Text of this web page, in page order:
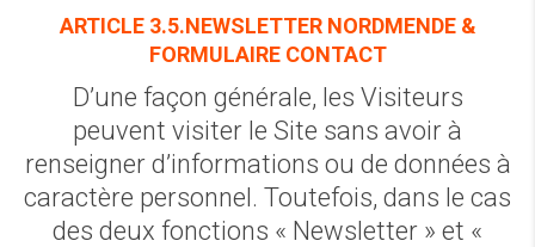
ARTICLE 3.5.NEWSLETTER NORDMENDE &
FORMULAIRE CONTACT
D’une façon générale, les Visiteurs
peuvent visiter le Site sans avoir à
renseigner d’informations ou de données à
caractère personnel. Toutefois, dans le cas
des deux fonctions « Newsletter » et «